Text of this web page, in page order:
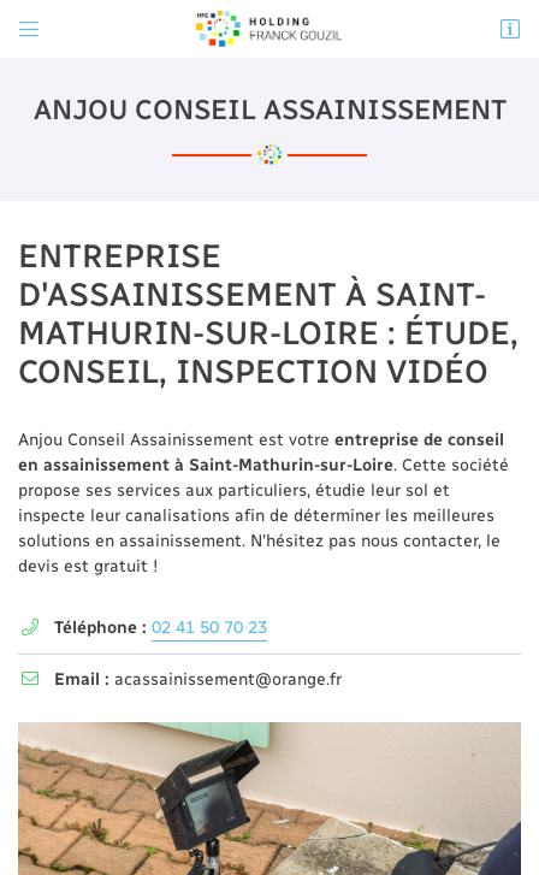
 
31 route de la Rouchouze
06 30 32 05 48
 Adresse email de réception
l'adresse email indiqué ci-dessus. Vous pouvez vous désinscrire à tout moment en
utilisantle formulaire de désinscription
INSCRIPTION
02 41 50 70 23
ANJOU CONSEIL ASSAINISSEMENT
ENTREPRISE
D'ASSAINISSEMENT À SAINT-
MATHURIN-SUR-LOIRE : ÉTUDE,
CONSEIL, INSPECTION VIDÉO
Anjou Conseil Assainissement est votre entreprise de conseil
en assainissement à Saint-Mathurin-sur-Loire. Cette société
propose ses services aux particuliers, étudie leur sol et
inspecte leur canalisations afin de déterminer les meilleures
solutions en assainissement. N'hésitez pas nous contacter, le
devis est gratuit !
 Téléphone : 02 41 50 70 23
 Email : acassainissement@orange.fr